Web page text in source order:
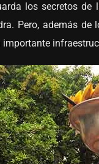
los secretos
Pero, además de